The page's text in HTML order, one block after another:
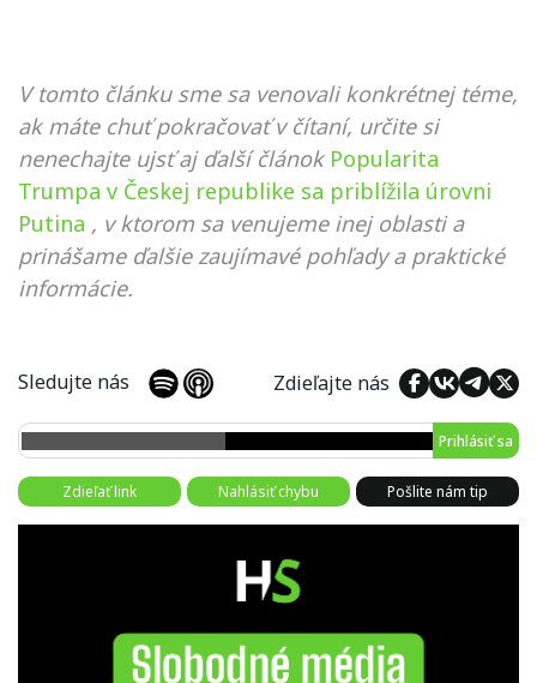
V tomto článku sme sa venovali konkrétnej téme,
ak máte chuť pokračovať v čítaní, určite si
nenechajte ujsť aj ďalší článok Popularita
Trumpa v Českej republike sa priblížila úrovni
Putina , v ktorom sa venujeme inej oblasti a
prinášame ďalšie zaujímavé pohľady a praktické
informácie.
Sledujte nás Zdieľajte nás
Prihlásiť sa
Zdieľať link Nahlásiť chybu Pošlite nám tip